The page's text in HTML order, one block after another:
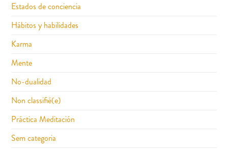
Estados de conciencia
Hábitos y habilidades
Karma
Mente
No-dualidad
Non classifié(e)
Práctica Meditación
Sem categoria